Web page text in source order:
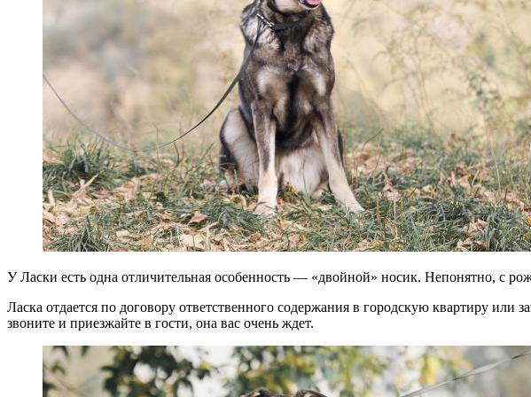
У Ласки есть одна отличительная особенность — «двойной» носик. Непонятно, с
Ласка отдается по договору ответственного содержания в городскую квартиру
звоните и приезжайте в гости, она вас очень ждет.